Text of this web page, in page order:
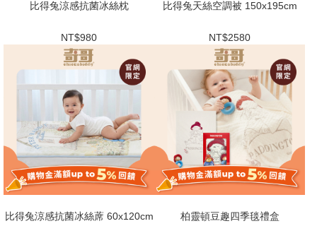
比得兔涼感抗菌冰絲枕
NT$980
比得兔天絲空調被 150x195cm
NT$2580
比得兔涼感抗菌冰絲蓆 60x120cm 柏靈頓豆趣四季毯禮盒